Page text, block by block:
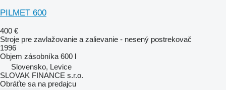
PILMET 600
400 €
Stroje pre zavlažovanie a zalievanie - nesený postrekovač
1996
Objem zásobníka 600 l
Slovensko, Levice
SLOVAK FINANCE s.r.o.
Obráťte sa na predajcu